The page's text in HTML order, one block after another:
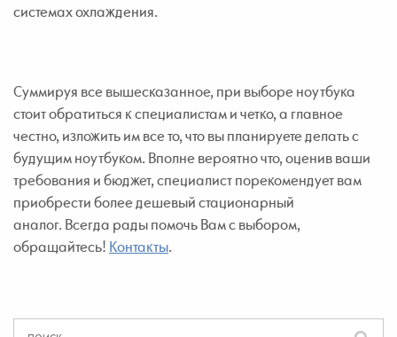
системах охлаждения.
Суммируя все вышесказанное, при выборе ноутбука
стоит обратиться к специалистам и четко, а главное
честно, изложить им все то, что вы планируете делать с
будущим ноутбуком. Вполне вероятно что, оценив ваши
требования и бюджет, специалист порекомендует вам
приобрести более дешевый стационарный
аналог. Всегда рады помочь Вам с выбором,
обращайтесь! Контакты.